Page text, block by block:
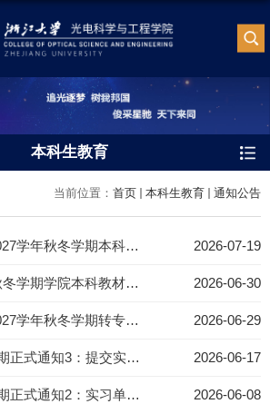
本科生教育
当前位置： 首页 本科生教育 通知公告
光电学院关于2026-2027学年秋冬学期本科生报到注册和开课的通知 2026-07-19
关于2026-2027学年秋冬学期学院本科教材使用情况的公示 2026-06-30
关于光电学院2026-2027学年秋冬学期转专业相关通知 2026-06-29
2026年光电学院短学期正式通知3：提交实习周记和总结的相关事宜 2026-06-17
光电学院2026年短学期正式通知2：实习单位与课程选择 2026-06-08